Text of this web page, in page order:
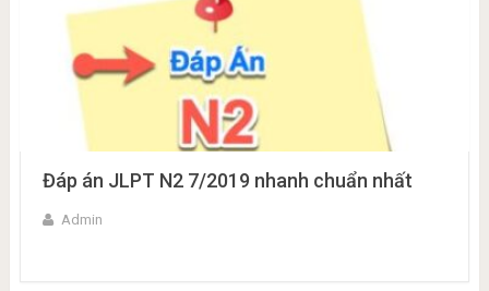
Đáp án JLPT N2 7/2019 nhanh chuẩn nhất
Admin